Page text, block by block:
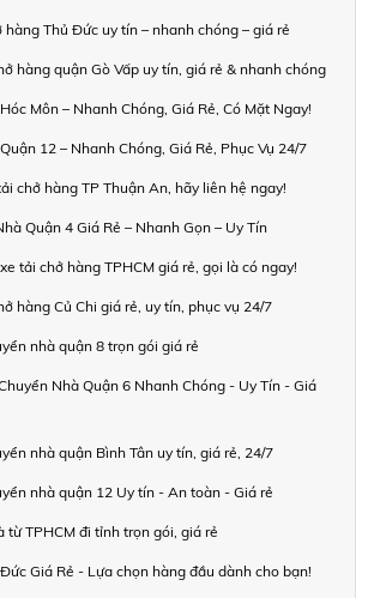
hàng Thủ Đức uy tín – nhanh chóng – giá rẻ
hàng quận Gò Vấp uy tín, giá rẻ & nhanh chóng
Môn – Nhanh Chóng, Giá Rẻ, Có Mặt Ngay!
12 – Nhanh Chóng, Giá Rẻ, Phục Vụ 24/7
chở hàng TP Thuận An, hãy liên hệ ngay!
Quận 4 Giá Rẻ – Nhanh Gọn – Uy Tín
tải chở hàng TPHCM giá rẻ, gọi là có ngay!
hàng Củ Chi giá rẻ, uy tín, phục vụ 24/7
nhà quận 8 trọn gói giá rẻ
Nhà Quận 6 Nhanh Chóng - Uy Tín - Giá
nhà quận Bình Tân uy tín, giá rẻ, 24/7
nhà quận 12 Uy tín - An toàn - Giá rẻ
từ TPHCM đi tỉnh trọn gói, giá rẻ
Giá Rẻ - Lựa chọn hàng đầu dành cho bạn!